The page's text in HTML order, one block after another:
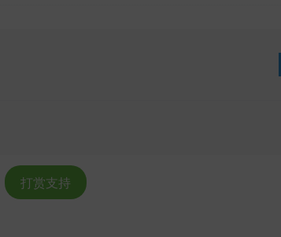
打赏支持